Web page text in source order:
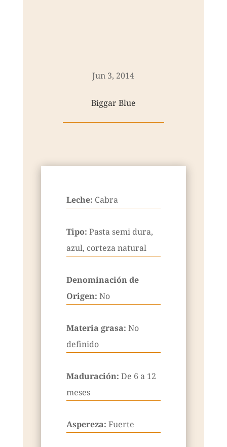
Jun 3, 2014
Biggar Blue
Leche: Cabra
Tipo: Pasta semi dura,
azul, corteza natural
Denominación de
Origen: No
Materia grasa: No
definido
Maduración: De 6 a 12
meses
Aspereza: Fuerte